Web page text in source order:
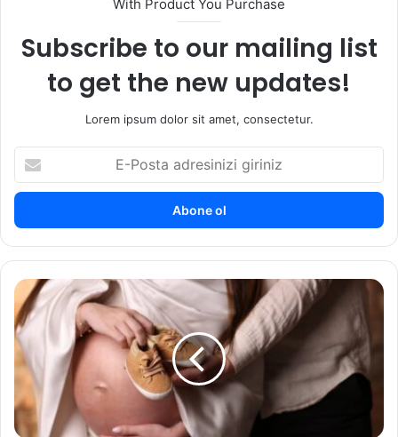
With Product You Purchase
Subscribe to our mailing list
to get the new updates!
Lorem ipsum dolor sit amet, consectetur.
P
s
t
a
d
r
e
s
i
n
E
v
l
i
k